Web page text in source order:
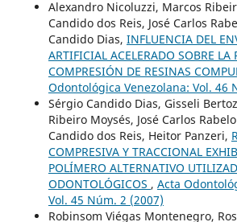
Alexandro Nicoluzzi, Marcos
Candido dos Reis, José Carlos
Candido Dias, INFLUENCIA DEL
ARTIFICIAL ACELERADO SOBRE LA
COMPRESIÓN DE RESINAS
Odontológica Venezolana: Vol. 46
Sérgio Candido Dias, Gisseli
Ribeiro Moysés, José Carlos
Candido dos Reis, Heitor Panzeri,
COMPRESIVA Y TRACCIONAL
POLÍMERO ALTERNATIVO
ODONTOLÓGICOS , Acta
Vol. 45 Núm. 2 (2007)
Robinsom Viégas Montenegro,